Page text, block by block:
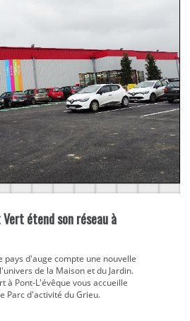
étend son réseau à
pays d'auge compte une nouvelle
de la Maison et du Jardin.
à Pont-L'évêque vous accueille
Parc d'activité du Grieu.